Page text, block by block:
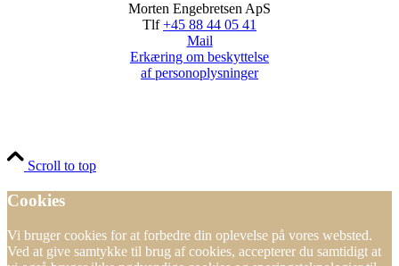
Morten Engebretsen ApS
Tlf+45 88 44 05 41
Mail
Erkæring om beskyttelse
af personoplysninger
Scroll to top
Cookies
Vi bruger cookies for at forbedre din oplevelse på vores websted.
Ved at give samtykke til brug af cookies, accepterer du samtidigt at